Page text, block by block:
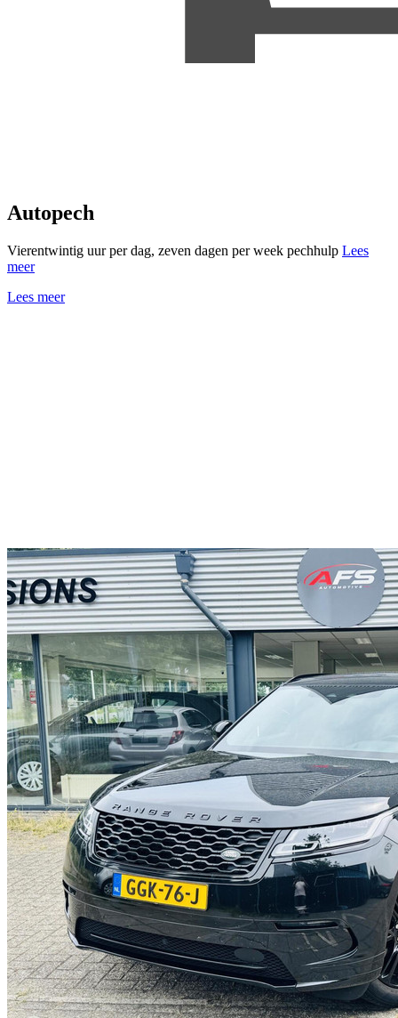
Autopech
Vierentwintig uur per dag, zeven dagen per week pechhulp Lees
meer
Lees meer